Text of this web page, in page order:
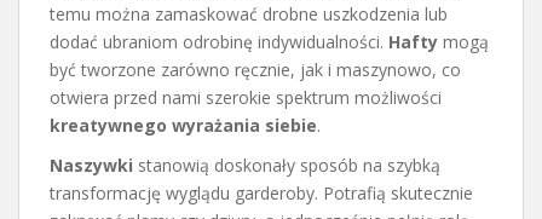
temu można zamaskować drobne uszkodzenia lub
dodać ubraniom odrobinę indywidualności. Hafty mogą
być tworzone zarówno ręcznie, jak i maszynowo, co
otwiera przed nami szerokie spektrum możliwości
kreatywnego wyrażania siebie.
Naszywki stanowią doskonały sposób na szybką
transformację wyglądu garderoby. Potrafią skutecznie